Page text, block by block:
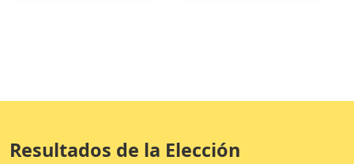
Resultados de la Elección